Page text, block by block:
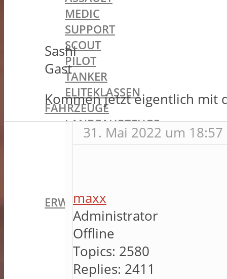
MEDIC
SUPPORT
SCOUT
PILOT
TANKER
ELITEKLASSEN
FAHRZEUGE
LANDFAHRZEUGE
PFERDE
ERWEITERUNGSPACKS
GIANT´S SHADOW
THEY SHALL NOT PASS
IN THE NAME OF THE TSAR
TURNING TIDES
Sashi
Gast
Kommen jetzt eigentlich mit
31. Mai 2022 um
maxx
Administrator
Offline
Topics: 2580
Replies: 2411